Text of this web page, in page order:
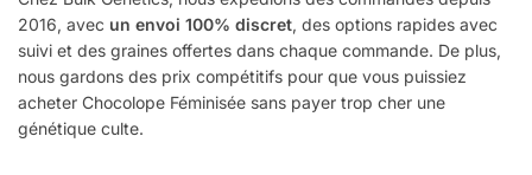
2016, avec un envoi 100% discret, des options rapides avec
suivi et des graines offertes dans chaque commande. De plus,
nous gardons des prix compétitifs pour que vous puissiez
acheter Chocolope Féminisée sans payer trop cher une
génétique culte.